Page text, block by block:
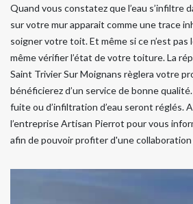
Quand vous constatez que l’eau s’infiltre
sur votre mur apparait comme une trace
soigner votre toit. Et même si ce n’est pas
même vérifier l’état de votre toiture. La
Saint Trivier Sur Moignans règlera votre
bénéficierez d’un service de bonne
fuite ou d’infiltration d’eau seront réglés.
l’entreprise Artisan Pierrot pour vous
afin de pouvoir profiter d'une